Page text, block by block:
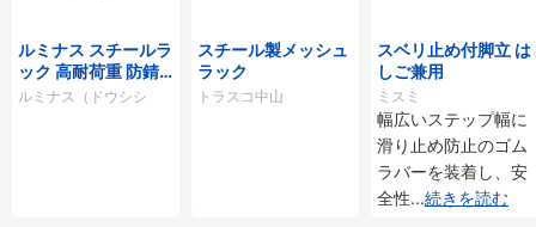
ルミナス スチールラ
ック 高耐荷重 防錆
加工 棚位置可変 ポ
ルミナス（ドウシシ
スチール製メッシュ
ラック
トラスコ中山
スベリ止め付脚立 は
しご兼用
ミスミ
幅広いステップ幅に
滑り止め防止のゴム
ラバーを装着し、安
全性...続きを読む